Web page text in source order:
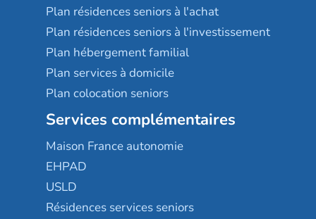
Plan résidences seniors à l'achat
Plan résidences seniors à l'investissement
Plan hébergement familial
Plan services à domicile
Plan colocation seniors
Services complémentaires
Maison France autonomie
EHPAD
USLD
Résidences services seniors